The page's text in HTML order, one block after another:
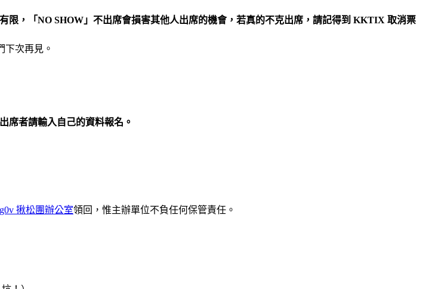
限，「NO SHOW」不出席會損害其他人出席的機會，若真的不克出席，請記得到 KKTIX 取消票
下次再見。
席者請輸入自己的資料報名。
g0v 揪松團辦公室領回，惟主辦單位不負任何保管責任。